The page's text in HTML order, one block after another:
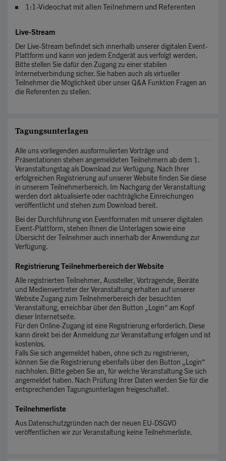
1:1-Videochat mit allen Teilnehmern und Referenten
Live-Stream
Der Live-Stream befindet sich innerhalb unserer digitalen Event-
Plattform und kann von jedem Endgerät aus verfolgt werden.
Bitte stellen Sie dafür den Zugang zu einer stabilen
Internetverbindung sicher. Sie haben auch als virtueller
Teilnehmer die Möglichkeit über unser Q&A Funktion Fragen an
die Referenten zu stellen.
Tagungsunterlagen
Alle uns vorliegenden ausformulierten Vorträge und
Präsentationen stehen angemeldeten Teilnehmern ab dem 1.
Veranstaltungstag als Download zur Verfügung. Nach Ihrer
erfolgreichen Registrierung auf unserer Website finden Sie diese
in unserem Teilnehmerbereich. Im Nachgang der Veranstaltung
werden dort aktualisierte oder nachträgliche Einreichungen
veröffentlicht und stehen zum Download bereit.
Bei der Durchführung von Eventformaten mit unserer digitalen
Event-Plattform, stehen Ihnen die Unterlagen sowie eine
Übersicht der Teilnehmer auch innerhalb der Anwendung zur
Verfügung.
Registrierung Teilnehmerbereich der Website
Alle registrierten Teilnehmer, Aussteller, Vortragende, Beiräte
und Medienvertreter der Veranstaltung erhalten auf unserer
Website Zugang zum Teilnehmerbereich der besuchten
Veranstaltung, erreichbar über den Button „Login“ am Kopf
dieser Internetseite.
Für den Online-Zugang ist eine Registrierung erforderlich. Diese
kann direkt bei der Anmeldung zur Veranstaltung erfolgen und ist
kostenlos.
Falls Sie sich angemeldet haben, ohne sich zu registrieren,
können Sie die Registrierung ebenfalls über den Button „Login“
nachholen. Bitte geben Sie an, für welche Veranstaltung Sie sich
angemeldet haben. Nach Prüfung Ihrer Daten werden Sie für die
entsprechenden Tagungsunterlagen freigeschaltet.
Teilnehmerliste
Aus Datenschutzgründen nach der neuen EU-DSGVO
veröffentlichen wir zur Veranstaltung keine Teilnehmerliste.